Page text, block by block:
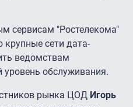
сервисам "Ростелекома"
крупные сети дата-
ведомствам
обслуживания.
рынка ЦОД Игорь